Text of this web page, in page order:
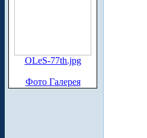
OLeS-77th.jpg
Фото Галерея